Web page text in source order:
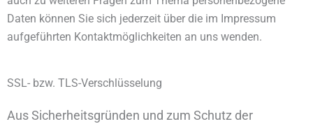
Daten können Sie sich jederzeit über die im Impressum
aufgeführten Kontaktmöglichkeiten an uns wenden.
SSL- bzw. TLS-Verschlüsselung
Aus Sicherheitsgründen und zum Schutz der